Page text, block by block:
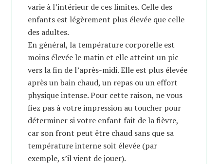
varie à l’intérieur de ces limites. Celle des
enfants est légèrement plus élevée que celle
des adultes.
En général, la température corporelle est
moins élevée le matin et elle atteint un pic
vers la fin de l’après-midi. Elle est plus élevée
après un bain chaud, un repas ou un effort
physique intense. Pour cette raison, ne vous
fiez pas à votre impression au toucher pour
déterminer si votre enfant fait de la fièvre,
car son front peut être chaud sans que sa
température interne soit élevée (par
exemple, s’il vient de jouer).